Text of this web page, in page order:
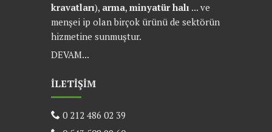
kravatları), arma, minyatür halı ... ve
menşei ip olan birçok ürünü de sektörün
hizmetine sunmuştur.
DEVAM...
İLETİŞİM
0 212 486 02 39